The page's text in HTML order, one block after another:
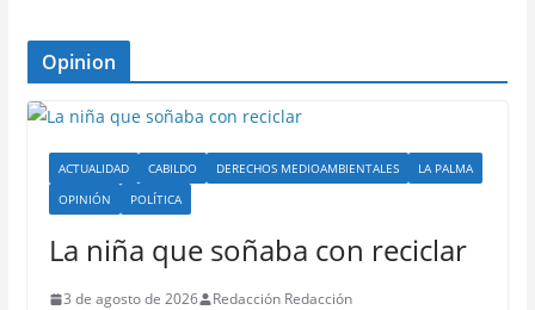
Opinion
ACTUALIDAD CABILDO DERECHOS MEDIOAMBIENTALES
LA PALMA
OPINIÓN
POLÍTICA
La niña que soñaba con reciclar
3 de agosto de 2026 Redacción Redacción